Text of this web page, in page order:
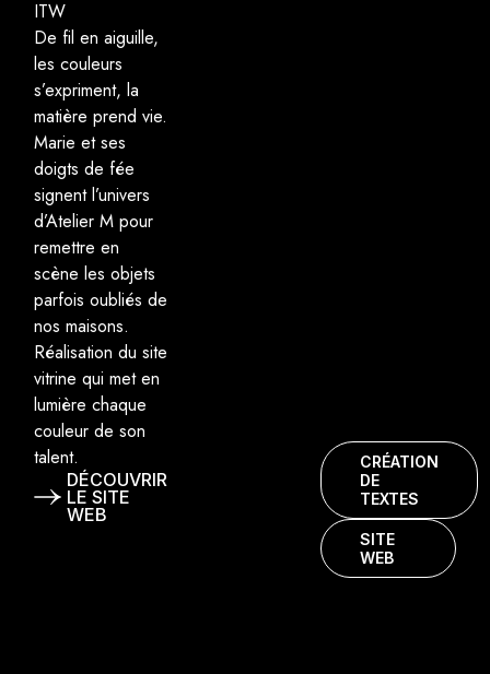
ITW
De fil en aiguille,
les couleurs
s’expriment, la
matière prend vie.
Marie et ses
doigts de fée
signent l’univers
d’Atelier M pour
remettre en
scène les objets
parfois oubliés de
nos maisons.
Réalisation du site
vitrine qui met en
lumière chaque
couleur de son
talent.
DÉCOUVRIR
LE SITE
WEB
SITE
WEB
CRÉATION
DE
TEXTES